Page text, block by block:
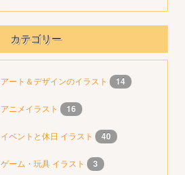
カテゴリー
アート＆デザインのイラスト 14
アニメイラスト 16
イベントと休日 イラスト 40
ゲーム・玩具 イラスト 3